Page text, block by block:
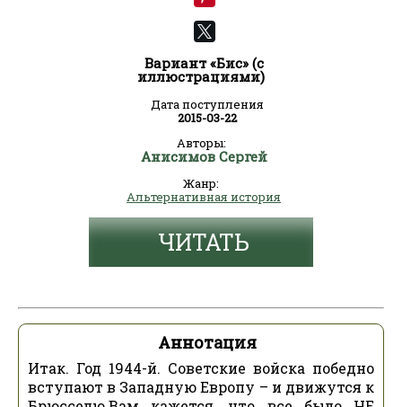
Вариант «Бис» (с
иллюстрациями)
Дата поступления
2015-03-22
Авторы:
Анисимов Сергей
Жанр:
Альтернативная история
ЧИТАТЬ
Аннотация
Итак. Год 1944-й. Советские войска победно
вступают в Западную Европу – и движутся к